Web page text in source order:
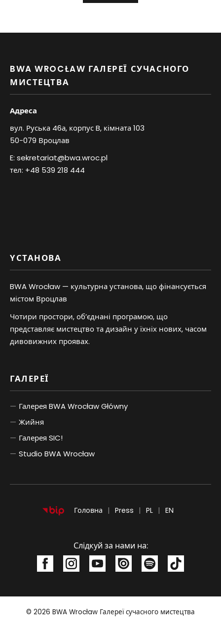
BWA WROCŁAW ГАЛЕРЕЇ СУЧАСНОГО
МИСТЕЦТВА
Адреса
вул. Руська 46а, корпус B, кімната 103
50-079 Вроцлав
E: sekretariat@bwa.wroc.pl
тел: +48 539 218 444
YСТАНОВА
BWA Wrocław — культурна установа, що фінансується
містом Вроцлав
Чотири простори, об’єднані програмою, що
представляє мистецтво та дизайн у їхніх нових, часом
дивовижних проявах.
ГАЛЕРЕЇ
Галерея BWA Wrocław Główny
Жийня
Галерея SIC!
Studio BWA Wrocław
Головна Press PL EN
Слідкуй за нами на:
© 2026 BWA Wrocław Галереї сучасного мистецтва